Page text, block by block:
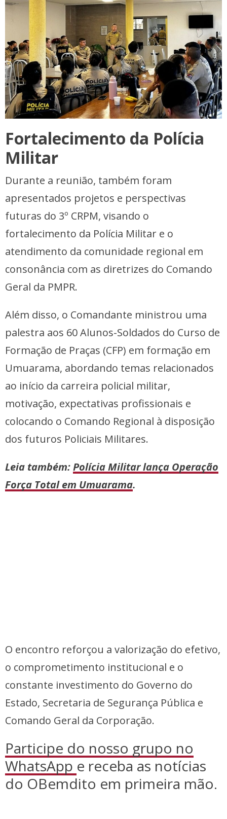
Fortalecimento da Polícia
Militar
Durante a reunião, também foram
apresentados projetos e perspectivas
futuras do 3º CRPM, visando o
fortalecimento da Polícia Militar e o
atendimento da comunidade regional em
consonância com as diretrizes do Comando
Geral da PMPR.
Além disso, o Comandante ministrou uma
palestra aos 60 Alunos-Soldados do Curso de
Formação de Praças (CFP) em formação em
Umuarama, abordando temas relacionados
ao início da carreira policial militar,
motivação, expectativas profissionais e
colocando o Comando Regional à disposição
dos futuros Policiais Militares.
Leia também:Polícia Militar lança Operação
Força Total em Umuarama.
O encontro reforçou a valorização do efetivo,
o comprometimento institucional e o
constante investimento do Governo do
Estado, Secretaria de Segurança Pública e
Comando Geral da Corporação.
Participe do nosso grupo no
WhatsApp e receba as notícias
do OBemdito em primeira mão.